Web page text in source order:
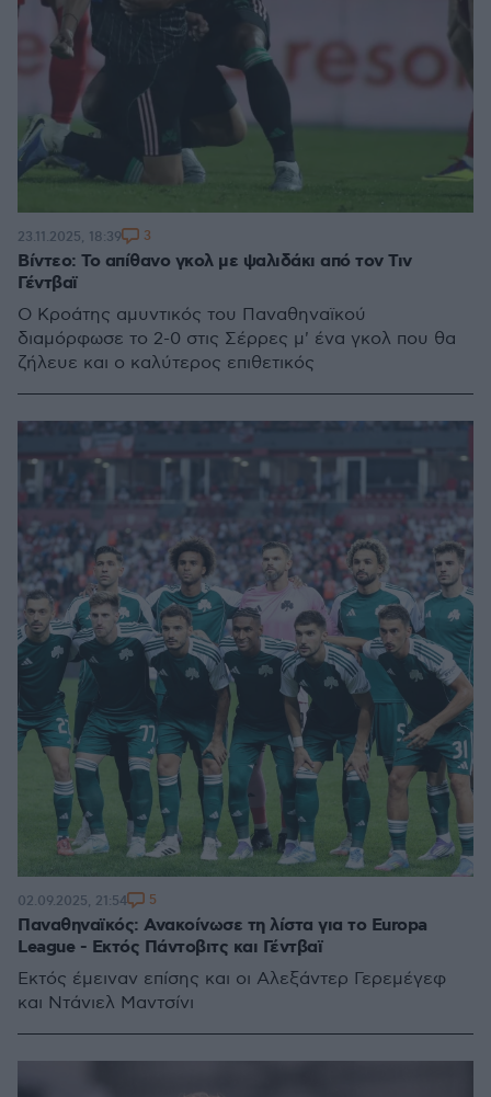
Βίντεο: Το απίθανο γκολ με ψαλιδάκι από τον Τιν
Γέντβαϊ
Ο Κροάτης αμυντικός του Παναθηναϊκού
διαμόρφωσε το 2-0 στις Σέρρες μ' ένα γκολ που θα
ζήλευε και ο καλύτερος επιθετικός
23.11.2025, 18:39 3
Παναθηναϊκός: Ανακοίνωσε τη λίστα για το Europa
League - Εκτός Πάντοβιτς και Γέντβαϊ
Εκτός έμειναν επίσης και οι Αλεξάντερ Γερεμέγεφ
και Ντάνιελ Μαντσίνι
02.09.2025, 21:54 5